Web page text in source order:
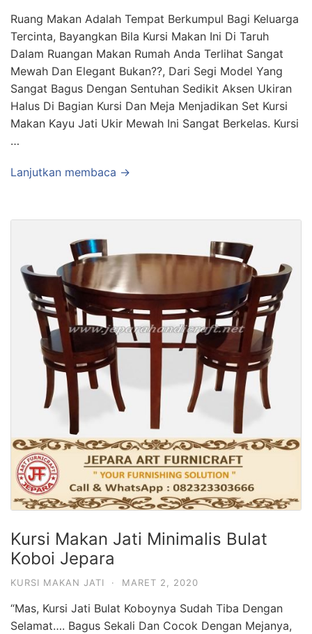
Ruang Makan Adalah Tempat Berkumpul Bagi Keluarga
Tercinta, Bayangkan Bila Kursi Makan Ini Di Taruh
Dalam Ruangan Makan Rumah Anda Terlihat Sangat
Mewah Dan Elegant Bukan??, Dari Segi Model Yang
Sangat Bagus Dengan Sentuhan Sedikit Aksen Ukiran
Halus Di Bagian Kursi Dan Meja Menjadikan Set Kursi
Makan Kayu Jati Ukir Mewah Ini Sangat Berkelas. Kursi
…
Lanjutkan membaca →
Kursi Makan Jati Minimalis Bulat
Koboi Jepara
KURSI MAKAN JATI · MARET 2, 2020
“Mas, Kursi Jati Bulat Koboynya Sudah Tiba Dengan
Selamat…. Bagus Sekali Dan Cocok Dengan Mejanya,